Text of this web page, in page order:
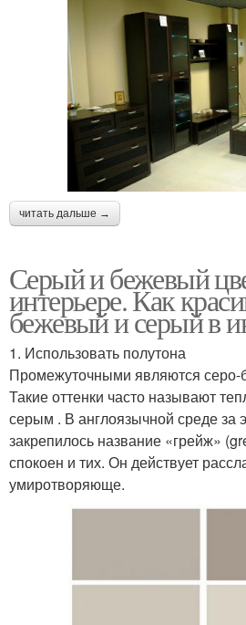
читать дальше →
Серый и бежевый
интерьере. Как
бежевый и серый в
1. Использовать полутона
Промежуточными являются серо-
Такие оттенки часто называют
серым . В англоязычной среде за
закрепилось название «грейж»
спокоен и тих. Он действует
умиротворяюще.